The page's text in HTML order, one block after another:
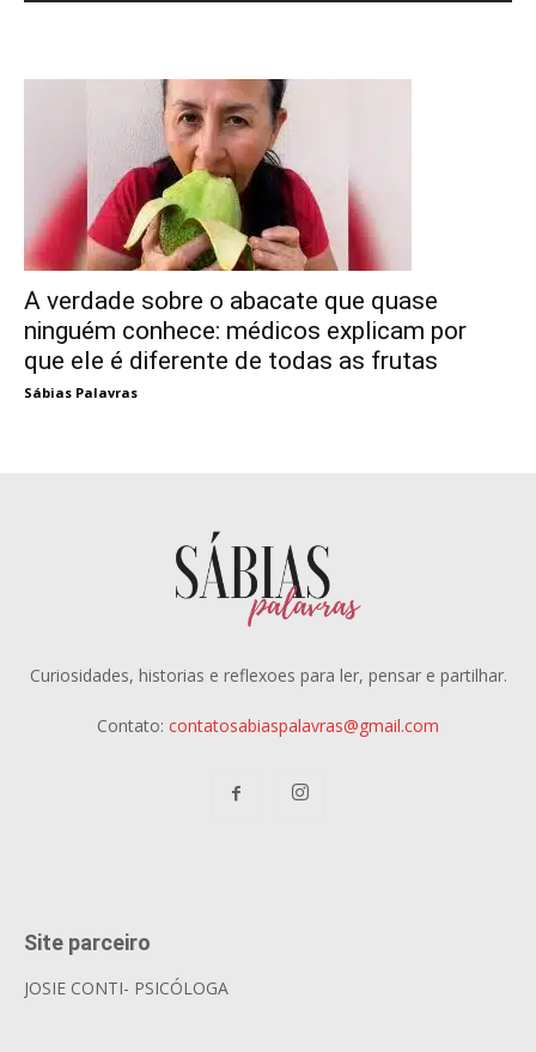
A verdade sobre o abacate que quase
ninguém conhece: médicos explicam por
que ele é diferente de todas as frutas
Sábias Palavras
Curiosidades, historias e reflexoes para ler, pensar e partilhar.
Contato: contatosabiaspalavras@gmail.com
Site parceiro
JOSIE CONTI- PSICÓLOGA